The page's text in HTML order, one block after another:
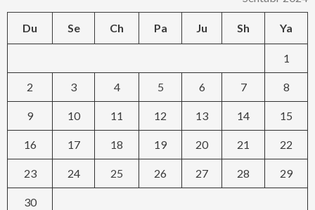
Du Se Ch Pa Ju Sh Ya
1
2 3 4 5 6 7 8
9 10 11 12 13 14 15
16 17 18 19 20 21 22
23 24 25 26 27 28 29
30